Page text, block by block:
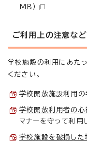
MB）
ご利用上の注意など
学校施設の利用にあた
ください。
学校開放施設利用
学校開放利用者の
マナーを守って利用
学校施設を破損し